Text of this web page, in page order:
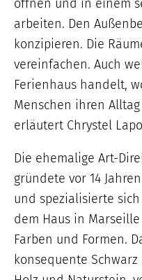
öffnen und in einem
arbeiten. Den
konzipieren. Die
vereinfachen. Auch
Ferienhaus handelt,
Menschen ihren
erläutert Chrystel
Die ehemalige Art-
gründete vor 14
und spezialisierte
dem Haus in
Farben und Formen.
konsequente